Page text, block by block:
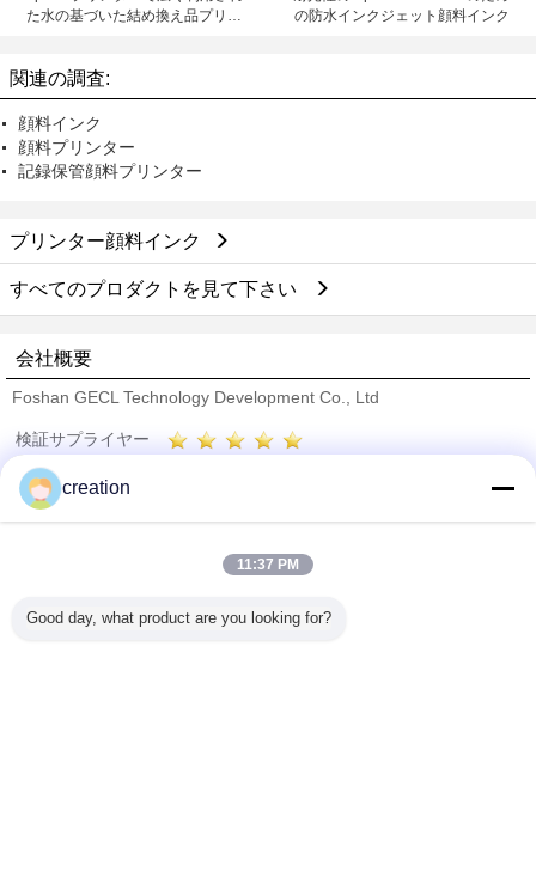
た水の基づいた結め換え品プリン
の防水インクジェット顔料インク
関連の調査:
顔料インク
顔料プリンター
記録保管顔料プリンター
プリンター顔料インク
すべてのプロダクトを見て下さい
会社概要
Foshan GECL Technology Development Co., Ltd
検証サプライヤー
Trust Seal
すべての製品
creation
11:37 PM
Good day, what product are you looking for?